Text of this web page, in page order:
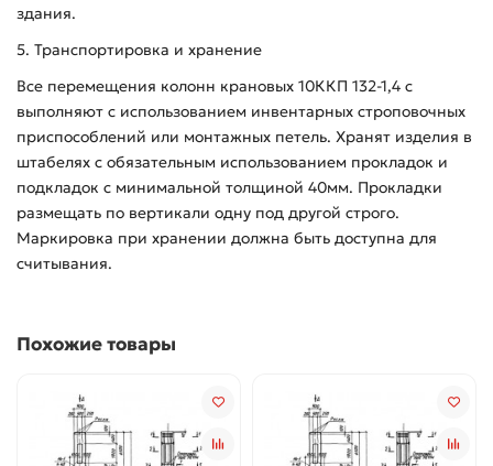
здания.
5. Транспортировка и хранение
Все перемещения колонн крановых 10ККП 132-1,4 с
выполняют с использованием инвентарных строповочных
приспособлений или монтажных петель. Хранят изделия в
штабелях с обязательным использованием прокладок и
подкладок с минимальной толщиной 40мм. Прокладки
размещать по вертикали одну под другой строго.
Маркировка при хранении должна быть доступна для
считывания.
Похожие товары